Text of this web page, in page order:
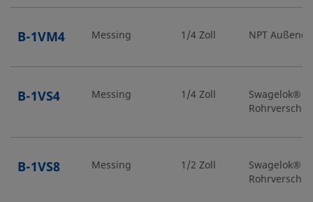
B-1VM4 Messing 1/4 Zoll NPT
B-1VS4 Messing 1/4 Zoll
Swagelok®
B-1VS8 Messing 1/2 Zoll
Swagelok®